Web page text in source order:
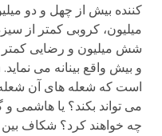
کننده بیش از چهل و دو
میلیون، کروبی کمتر از
شش میلیون و رضایی کمتر
است که شعله های آن شعله
می تواند بکند؟ یا هاشمی
چه خواهند کرد؟ شکاف